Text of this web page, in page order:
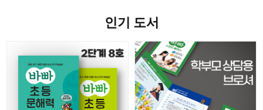
인기 도서